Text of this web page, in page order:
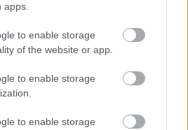
to enable storage
of the website or app.
to enable storage
to enable storage
Expulsiones, suplencias...Estos
cuatro futbolistas fueron algunas
de las decepciones de la jornada